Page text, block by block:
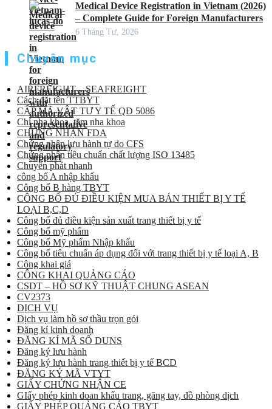
Medical Device Registration in Vietnam (2026)
– Complete Guide for Foreign Manufacturers
6 Tháng Tư, 2026
Chuyên mục
AIRFREIGHT – SEAFREIGHT
Cách đặt tên TTBYT
CẤP MÃ VẬT TƯ Y TẾ QĐ 5086
Chỉ nha khoa, tăm nha khoa
CHỨNG NHẬN FDA
Chứng nhận lưu hành tự do CFS
Chứng nhận tiêu chuẩn chất lượng ISO 13485
Chuyển phát nhanh
công bố A nhập khẩu
Công bố B hàng TBYT
CÔNG BỐ ĐỦ ĐIỀU KIỆN MUA BÁN THIẾT BỊ Y TẾ
LOẠI B,C,D
Công bố đủ điều kiện sản xuất trang thiết bị y tế
Công bố mỹ phẩm
Công bố Mỹ phẩm Nhập khẩu
Công bố tiêu chuẩn áp dụng đối với trang thiết bị y tế loại A, B
Công khai giá
CÔNG KHAI QUẢNG CÁO
CSDT – HỒ SƠ KỸ THUẬT CHUNG ASEAN
CV2373
DỊCH VỤ
Dịch vụ làm hồ sơ thầu trọn gói
Đăng kí kinh doanh
ĐĂNG KÍ MÃ SỐ DUNS
Đăng ký lưu hành
Đăng ký lưu hành trang thiết bị y tế BCD
ĐĂNG KÝ MÃ VTYT
GIẤY CHỨNG NHẬN CE
GIấy phép kinh doan khẩu trang, găng tay, đồ phòng dịch
GIẤY PHÉP QUẢNG CÁO TBYT